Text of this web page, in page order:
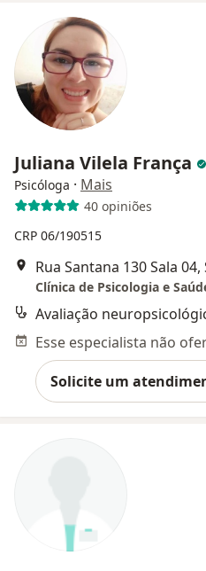
Juliana Vilela França
Psicóloga · Mais
40 opiniões
CRP 06/190515
Rua Santana 130 Sala
Clínica de Psicologia e
Avaliação
Solicite um